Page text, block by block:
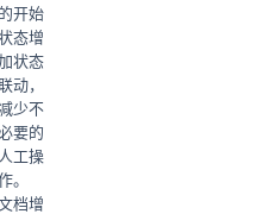
开始
态增
状态
动，
少不
要的
工操
。
档增